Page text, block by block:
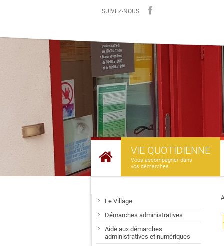
SUIVEZ-NOUS
VIE QUOTIDIENNE
Vous accompagner dans
vos démarches
Le Village
Démarches administratives
Aide aux démarches
administratives et numériques